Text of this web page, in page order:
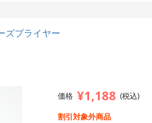
ズプライヤー
価格 ¥1,188 (税込)
割引対象外商品